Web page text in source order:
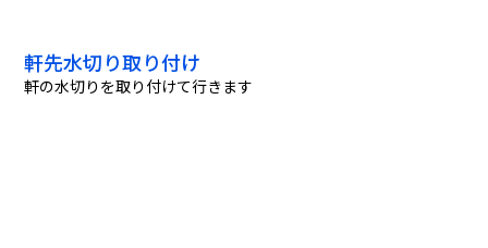
軒先水切り取り付け
軒の水切りを取り付けて行きます